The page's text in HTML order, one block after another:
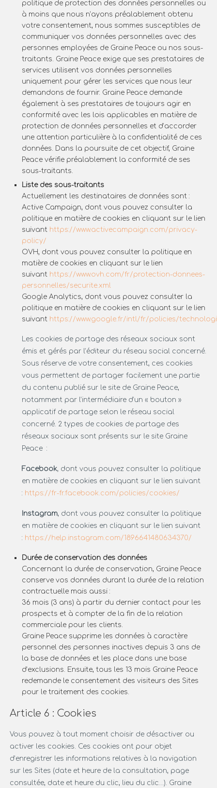
politique de protection des données personnelles ou
à moins que nous n’ayons préalablement obtenu
votre consentement, nous sommes susceptibles de
communiquer vos données personnelles avec des
personnes employées de Graine Peace ou nos sous-
traitants. Graine Peace exige que ses prestataires de
services utilisent vos données personnelles
uniquement pour gérer les services que nous leur
demandons de fournir. Graine Peace demande
également à ses prestataires de toujours agir en
conformité avec les lois applicables en matière de
protection de données personnelles et d’accorder
une attention particulière à la confidentialité de ces
données. Dans la poursuite de cet objectif, Graine
Peace vérifie préalablement la conformité de ses
sous-traitants.
Liste des sous-traitants
Actuellement les destinataires de données sont :
Active Campaign, dont vous pouvez consulter la
politique en matière de cookies en cliquant sur le lien
suivant https://www.activecampaign.com/privacy-
policy/
OVH, dont vous pouvez consulter la politique en
matière de cookies en cliquant sur le lien
suivant https://www.ovh.com/fr/protection-donnees-
personnelles/securite.xml
Google Analytics, dont vous pouvez consulter la
politique en matière de cookies en cliquant sur le lien
suivant https://www.google.fr/intl/fr/policies/
Les cookies de partage des réseaux sociaux sont
émis et gérés par l’éditeur du réseau social concerné.
Sous réserve de votre consentement, ces cookies
vous permettent de partager facilement une partie
du contenu publié sur le site de Graine Peace,
notamment par l’intermédiaire d’un « bouton »
applicatif de partage selon le réseau social
concerné. 2 types de cookies de partage des
réseaux sociaux sont présents sur le site Graine
Peace :
Facebook, dont vous pouvez consulter la politique
en matière de cookies en cliquant sur le lien suivant
: https://fr-fr.facebook.com/policies/cookies/
Instagram, dont vous pouvez consulter la politique
en matière de cookies en cliquant sur le lien suivant
: https://help.instagram.com/1896641480634370/
Durée de conservation des données
Concernant la durée de conservation, Graine Peace
conserve vos données durant la durée de la relation
contractuelle mais aussi :
36 mois (3 ans) à partir du dernier contact pour les
prospects et à compter de la fin de la relation
commerciale pour les clients.
Graine Peace supprime les données à caractère
personnel des personnes inactives depuis 3 ans de
la base de données et les place dans une base
d’exclusions. Ensuite, tous les 13 mois Graine Peace
redemande le consentement des visiteurs des Sites
pour le traitement des cookies.
Article 6 : Cookies
Vous pouvez à tout moment choisir de désactiver ou
activer les cookies. Ces cookies ont pour objet
d’enregistrer les informations relatives à la navigation
sur les Sites (date et heure de la consultation, page
consultée, date et heure du clic, lieu du clic…). Graine